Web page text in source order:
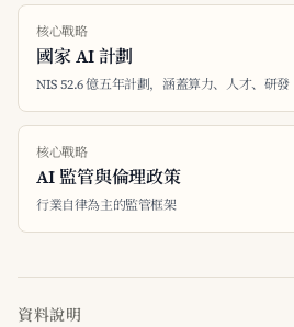
核心戰略
國家 AI 計劃
NIS 52.6 億五年計劃，涵蓋算力、人才、研發
核心戰略
AI 監管與倫理政策
行業自律為主的監管框架
資料說明